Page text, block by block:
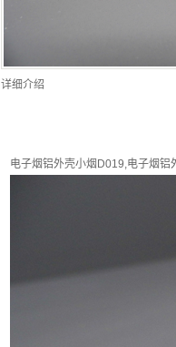
详细介绍
电子烟铝外壳小烟 D019,电子烟铝